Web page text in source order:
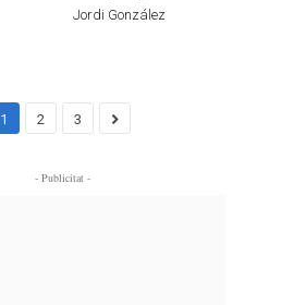
Jordi González
1 2 3
- Publicitat -